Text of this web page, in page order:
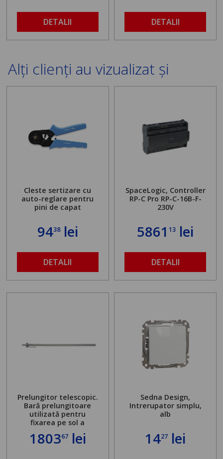
DETALII DETALII
Alți clienți au vizualizat și
Cleste sertizare cu
auto-reglare pentru
pini de capat
9438lei
DETALII
SpaceLogic, Controller
RP-C Pro RP-C-16B-F-
230V
586113 lei
DETALII
Prelungitor telescopic.
Bară prelungitoare
utilizată pentru
fixarea pe sol a
găurit în locul
180367lei
Sedna Design,
Intrerupator simplu,
alb
1427 lei